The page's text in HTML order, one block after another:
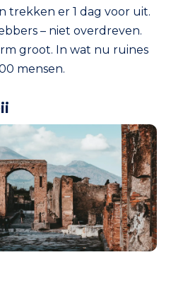
trekken er 1 dag voor uit.
– niet overdreven.
groot. In wat nu ruines
mensen.